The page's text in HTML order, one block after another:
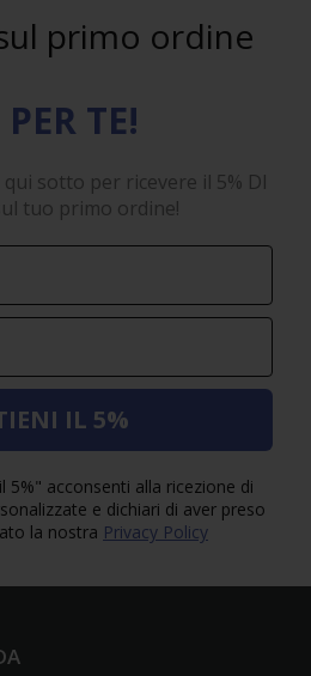
primo ordine
TE!
sotto per ricevere il 5% DI
tuo primo ordine!
IL 5%
5%" acconsenti alla ricezione di
e dichiari di aver preso
la nostra Privacy Policy